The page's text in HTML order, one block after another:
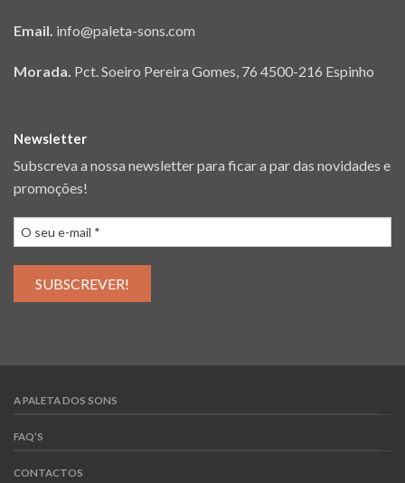
Email. info@paleta-sons.com
Morada. Pct. Soeiro Pereira Gomes, 76 4500-216 Espinho
Newsletter
Subscreva a nossa newsletter para ficar a par das novidades e
promoções!
A PALETA DOS SONS
FAQ’S
CONTACTOS